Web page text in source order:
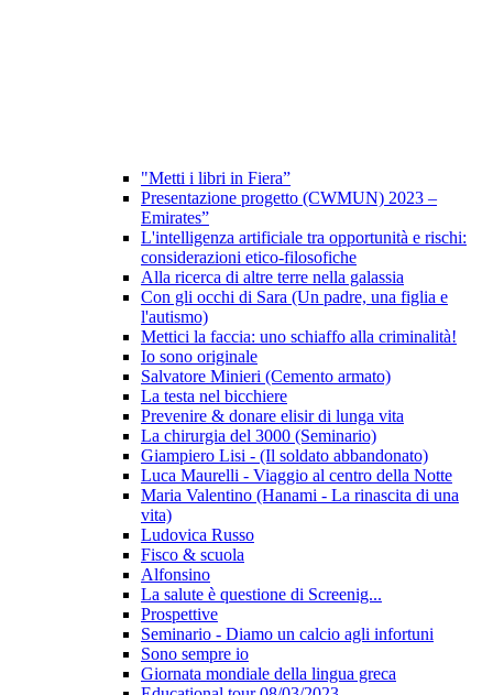
"Metti i libri in Fiera”
Presentazione progetto (CWMUN) 2023 –
Emirates”
L'intelligenza artificiale tra opportunità e rischi:
considerazioni etico-filosofiche
Alla ricerca di altre terre nella galassia
Con gli occhi di Sara (Un padre, una figlia e
l'autismo)
Mettici la faccia: uno schiaffo alla criminalità!
Io sono originale
Salvatore Minieri (Cemento armato)
La testa nel bicchiere
Prevenire & donare elisir di lunga vita
La chirurgia del 3000 (Seminario)
Giampiero Lisi - (Il soldato abbandonato)
Luca Maurelli - Viaggio al centro della Notte
Maria Valentino (Hanami - La rinascita di una
vita)
Ludovica Russo
Fisco & scuola
Alfonsino
La salute è questione di Screenig...
Prospettive
Seminario - Diamo un calcio agli infortuni
Sono sempre io
Giornata mondiale della lingua greca